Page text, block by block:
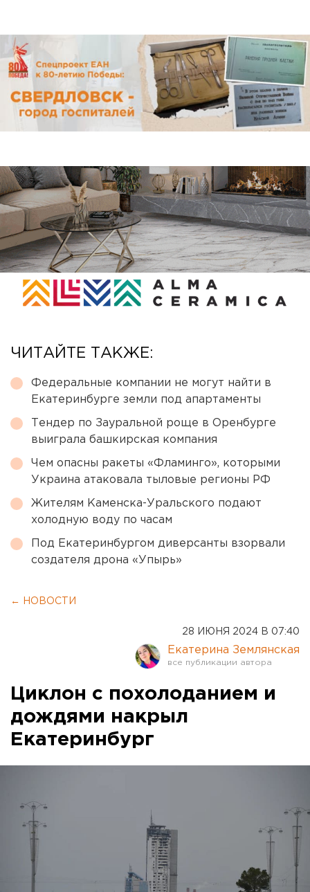
ЧИТАЙТЕ ТАКЖЕ:
Федеральные компании не могут найти в
Екатеринбурге земли под апартаменты
Тендер по Зауральной роще в Оренбурге
выиграла башкирская компания
Чем опасны ракеты «Фламинго», которыми
Украина атаковала тыловые регионы РФ
Жителям Каменска-Уральского подают
холодную воду по часам
Под Екатеринбургом диверсанты взорвали
создателя дрона «Упырь»
← НОВОСТИ
28 ИЮНЯ 2024 В 07:40
Екатерина Землянская
Циклон с похолоданием и
дождями накрыл
Екатеринбург